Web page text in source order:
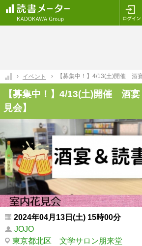
イベント 【募集中！】4/13(土)開催 酒
【募集中！】4/13(土)開催 酒
見会】
2024年04月13日(土) 15時00分
JOJO
東京都北区 文学サロン朋来堂